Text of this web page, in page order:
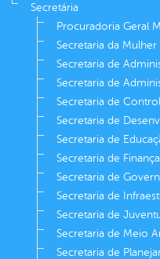
Secretária
Procuradoria Geral
Secretaria da Mulher
Secretaria de
Secretaria de
Secretaria de
Secretaria de
Secretaria de
Secretaria de
Secretaria de
Secretaria de
Secretaria de
Secretaria de Meio
Secretaria de